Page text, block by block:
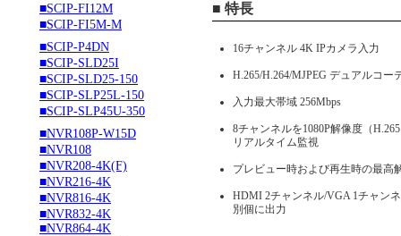
■SCIP-FI12M
■SCIP-FI5M-M
■SCIP-P4DN
■SCIP-SLD25I
■SCIP-SLD25-150
■SCIP-SLP25L-150
■SCIP-SLP45U-350
■NVR108P-W15D
■NVR108
■NVR208-4K(F)
■NVR216-4K
■NVR816-4K
■NVR832-4K
■NVR864-4K
■ 特長
16チャンネル 4K IPカメラ入力
H.265/H.264/MJPEG デュアルコー
入力最大帯域 256Mbps
8チャンネルを1080P解像度（
リアルタイム監視
プレビュー時および再生時の最高
HDMI 2チャンネル/VGA 1チャン
別個に出力